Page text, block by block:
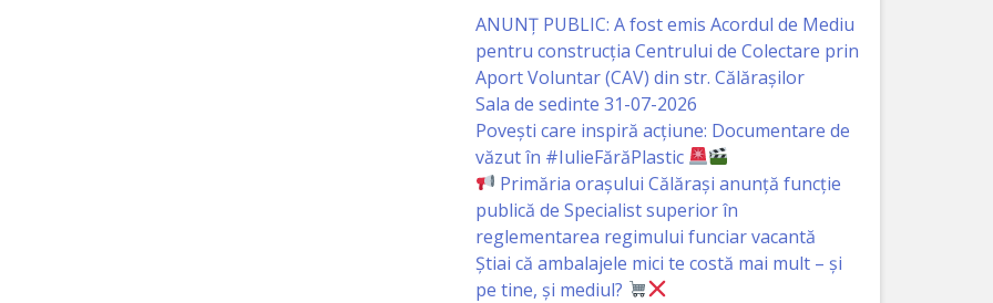
ANUNȚ PUBLIC: A fost emis Acordul de Mediu
pentru construcția Centrului de Colectare prin
Aport Voluntar (CAV) din str. Călărașilor
Sala de sedinte 31-07-2026
Povești care inspiră acțiune: Documentare de
văzut în #IulieFărăPlastic
Primăria orașului Călărași anunță funcție
publică de Specialist superior în
reglementarea regimului funciar vacantă
Știai că ambalajele mici te costă mai mult – și
pe tine, și mediul?